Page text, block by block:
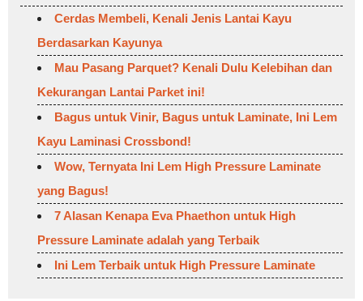
Cerdas Membeli, Kenali Jenis Lantai Kayu
Berdasarkan Kayunya
Mau Pasang Parquet? Kenali Dulu Kelebihan dan
Kekurangan Lantai Parket ini!
Bagus untuk Vinir, Bagus untuk Laminate, Ini Lem
Kayu Laminasi Crossbond!
Wow, Ternyata Ini Lem High Pressure Laminate
yang Bagus!
7 Alasan Kenapa Eva Phaethon untuk High
Pressure Laminate adalah yang Terbaik
Ini Lem Terbaik untuk High Pressure Laminate